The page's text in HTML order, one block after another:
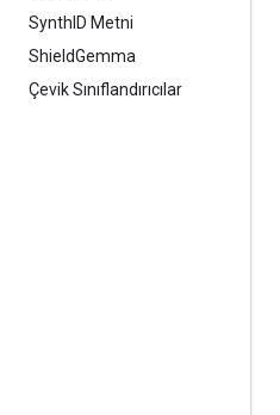
SynthID Metni
ShieldGemma
Çevik Sınıflandırıcılar